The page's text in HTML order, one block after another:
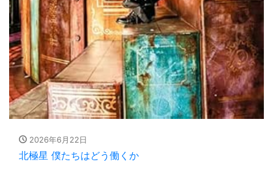
2026年6月22日
北極星 僕たちはどう働くか